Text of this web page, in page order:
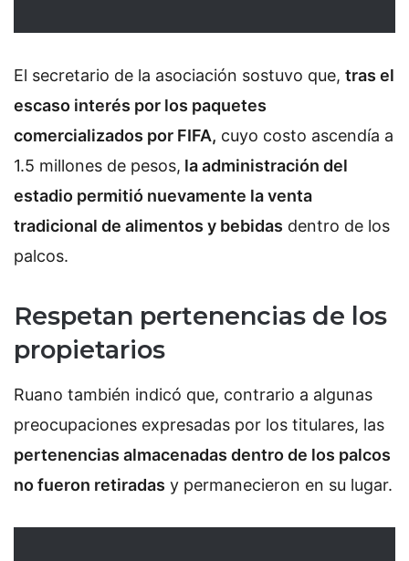
El secretario de la asociación sostuvo que, tras el
escaso interés por los paquetes
comercializados por FIFA, cuyo costo ascendía a
1.5 millones de pesos, la administración del
estadio permitió nuevamente la venta
tradicional de alimentos y bebidas dentro de los
palcos.
Respetan pertenencias de los
propietarios
Ruano también indicó que, contrario a algunas
preocupaciones expresadas por los titulares, las
pertenencias almacenadas dentro de los palcos
no fueron retiradas y permanecieron en su lugar.